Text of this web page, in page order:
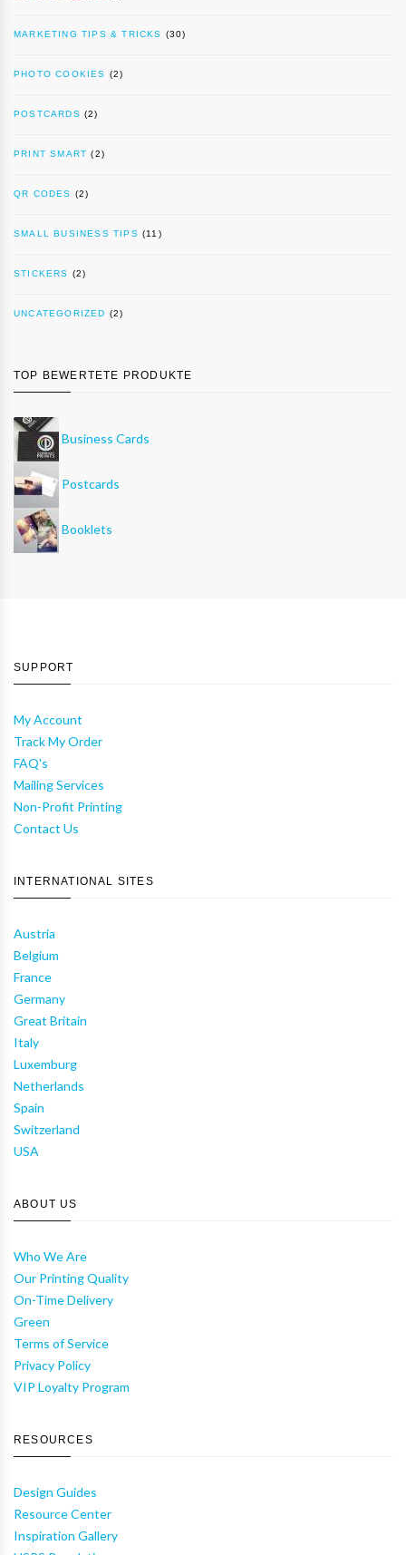
MARKETING TIPS & TRICKS (30)
PHOTO COOKIES (2)
POSTCARDS (2)
PRINT SMART (2)
QR CODES (2)
SMALL BUSINESS TIPS (11)
STICKERS (2)
UNCATEGORIZED (2)
TOP BEWERTETE PRODUKTE
Business Cards
Postcards
Booklets
SUPPORT
My Account
Track My Order
FAQ's
Mailing Services
Non-Profit Printing
Contact Us
INTERNATIONAL SITES
Austria
Belgium
France
Germany
Great Britain
Italy
Luxemburg
Netherlands
Spain
Switzerland
USA
ABOUT US
Who We Are
Our Printing Quality
On-Time Delivery
Green
Terms of Service
Privacy Policy
VIP Loyalty Program
RESOURCES
Design Guides
Resource Center
Inspiration Gallery